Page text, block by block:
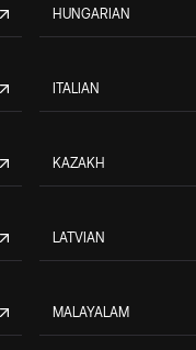
HUNGARIAN
ITALIAN
KAZAKH
LATVIAN
MALAYALAM